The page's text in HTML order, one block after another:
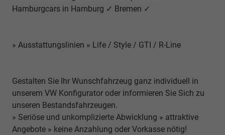
Hamburgcars in Hamburg ✓ Bremen ✓
» Ausstattungslinien » Life / Style / GTI / R-Line
Gestalten Sie Ihr Wunschfahrzeug ganz individuell in
unserem VW Konfigurator oder informieren Sie Sich zu
unseren Bestandsfahrzeugen.
» Seriöse und unkomplizierte Abwicklung » attraktive
Angebote » keine Anzahlung oder Vorkasse nötig!